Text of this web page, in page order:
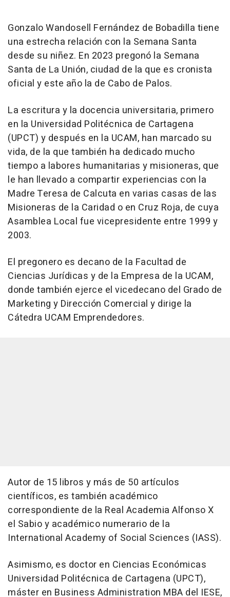
Gonzalo Wandosell Fernández de Bobadilla tiene
una estrecha relación con la Semana Santa
desde su niñez. En 2023 pregonó la Semana
Santa de La Unión, ciudad de la que es cronista
oficial y este año la de Cabo de Palos.
La escritura y la docencia universitaria, primero
en la Universidad Politécnica de Cartagena
(UPCT) y después en la UCAM, han marcado su
vida, de la que también ha dedicado mucho
tiempo a labores humanitarias y misioneras, que
le han llevado a compartir experiencias con la
Madre Teresa de Calcuta en varias casas de las
Misioneras de la Caridad o en Cruz Roja, de cuya
Asamblea Local fue vicepresidente entre 1999 y
2003.
El pregonero es decano de la Facultad de
Ciencias Jurídicas y de la Empresa de la UCAM,
donde también ejerce el vicedecano del Grado de
Marketing y Dirección Comercial y dirige la
Cátedra UCAM Emprendedores.
Autor de 15 libros y más de 50 artículos
científicos, es también académico
correspondiente de la Real Academia Alfonso X
el Sabio y académico numerario de la
International Academy of Social Sciences (IASS).
Asimismo, es doctor en Ciencias Económicas
Universidad Politécnica de Cartagena (UPCT),
máster en Business Administration MBA del IESE,